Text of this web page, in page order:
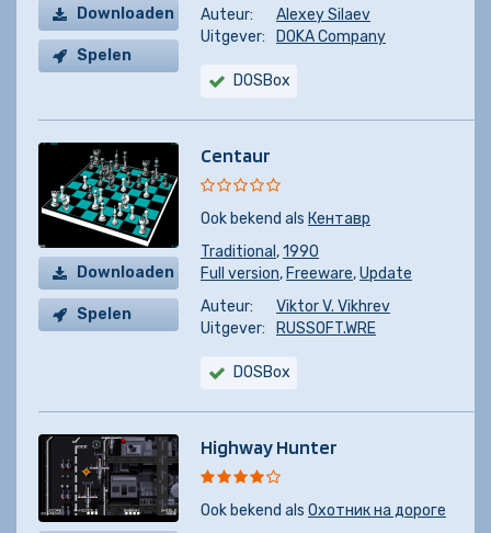
Downloaden
Spelen
Auteur:
Alexey Silaev
Uitgever:
DOKA Company
DOSBox
Downloaden
Spelen
Centaur
Ook bekend als Кентавр
Traditional ,1990
Full version, Freeware,Update
Auteur:
Viktor V. Vikhrev
Uitgever:
RUSSOFT.WRE
DOSBox
Highway Hunter
Ook bekend als Охотник на дороге